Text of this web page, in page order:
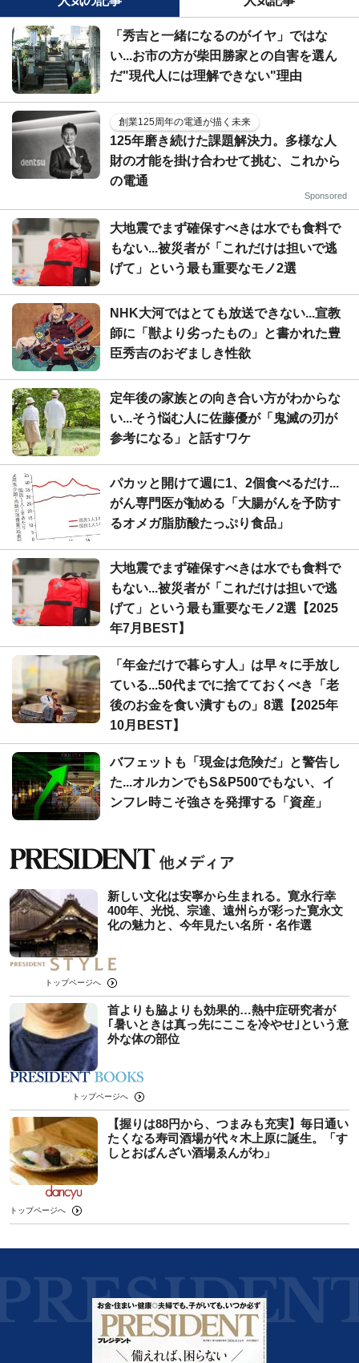
「秀吉と一緒になるのがイヤ」ではな
い...お市の方が柴田勝家との自害を選ん
だ"現代人には理解できない"理由
創業125周年の電通が描く未来
125年磨き続けた課題解決力。多様な人
財の才能を掛け合わせて挑む、これから
の電通
Sponsored
大地震でまず確保すべきは水でも食料で
もない...被災者が「これだけは担いで逃
げて」という最も重要なモノ2選
NHK大河ではとても放送できない...宣教
師に「獣より劣ったもの」と書かれた豊
臣秀吉のおぞましき性欲
定年後の家族との向き合い方がわからな
い...そう悩む人に佐藤優が「鬼滅の刃が
参考になる」と話すワケ
パカッと開けて週に1、2個食べるだけ...
がん専門医が勧める「大腸がんを予防す
るオメガ脂肪酸たっぷり食品」
大地震でまず確保すべきは水でも食料で
もない...被災者が「これだけは担いで逃
げて」という最も重要なモノ2選【2025
年7月BEST】
「年金だけで暮らす人」は早々に手放し
ている...50代までに捨てておくべき「老
後のお金を食い潰すもの」8選【2025年
10月BEST】
バフェットも「現金は危険だ」と警告し
た...オルカンでもS&P500でもない、イ
ンフレ時こそ強さを発揮する「資産」
新しい文化は安寧から生まれる。寛永行幸
400年、光悦、宗達、遠州らが彩った寛永文
化の魅力と、今年見たい名所・名作選
トップページへ
首よりも脇よりも効果的…熱中症研究者が
｢暑いときは真っ先にここを冷やせ｣という意
外な体の部位
トップページへ
【握りは88円から、つまみも充実】毎日通い
たくなる寿司酒場が代々木上原に誕生。「す
しとおばんざい酒場ゑんがわ」
トップページへ